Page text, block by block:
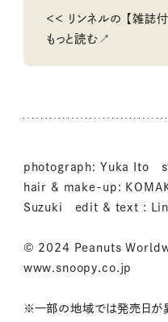
＜＜ リンネルの 【雑誌
もっと読む↗
photograph: Yuka Ito
hair & make-up:
Suzuki edit & text :
© 2024 Peanuts
www.snoopy.co.jp
※一部の地域では発売日が